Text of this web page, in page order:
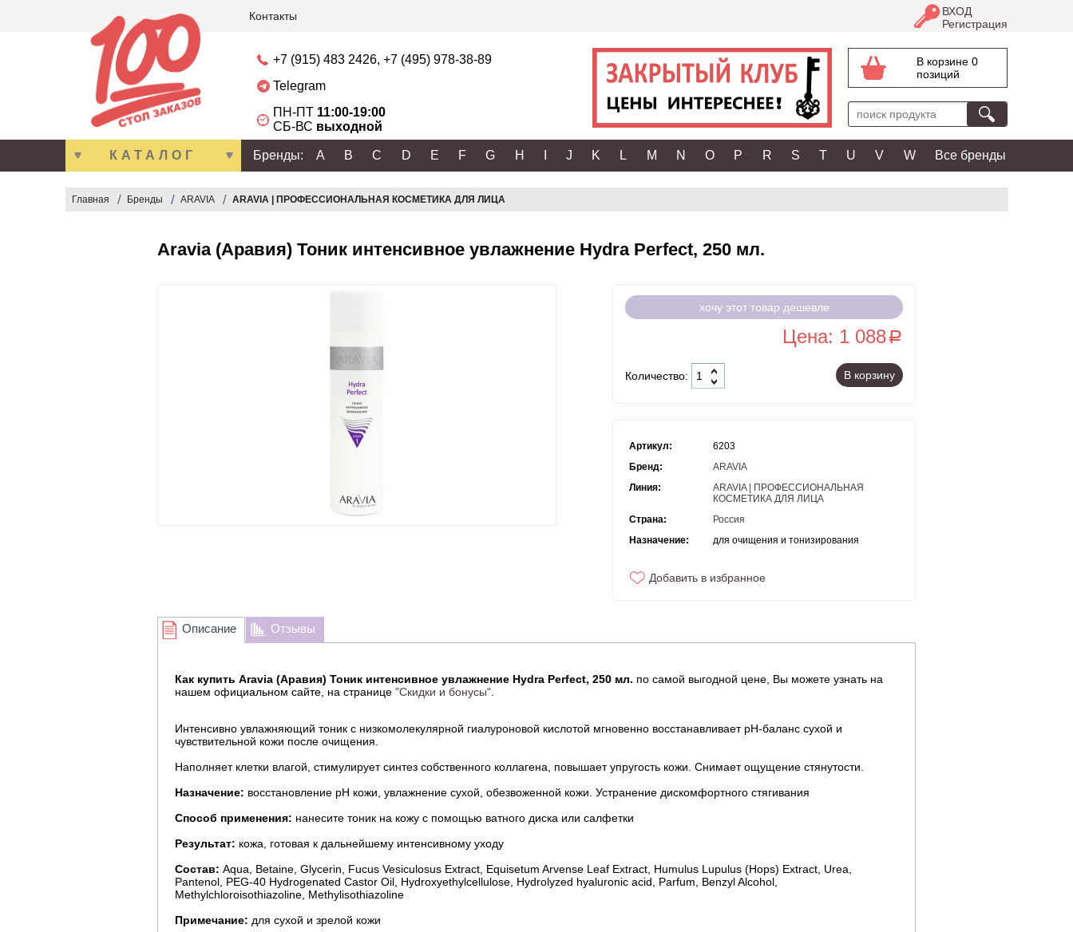
Контакты
ВХОД
Регистрация
В корзине 0
позиций
+7 (915) 483 2426, +7 (495) 978-38-89
Telegram
ПН-ПТ 11:00-19:00
СБ-ВС выходной
КАТАЛОГ Бренды: A B C D E F G H J K L M N O P R S T U V W Все бренды
Главная Бренды ARAVIA ARAVIA | ПРОФЕССИОНАЛЬНАЯ КОСМЕТИКА ДЛЯ ЛИЦА
Aravia (Аравия) Тоник интенсивное увлажнение Hydra Perfect, 250 мл.
хочу этот товар дешевле
Цена: 1 088a
Количество: В корзину
Артикул:
6203
Бренд:
ARAVIA
Линия:
ARAVIA | ПРОФЕССИОНАЛЬНАЯ
КОСМЕТИКА ДЛЯ ЛИЦА
Страна:
Россия
Назначение:
для очищения и тонизирования
Добавить в избранное
Описание Отзывы
Как купить Aravia (Аравия) Тоник интенсивное увлажнение Hydra Perfect, 250 мл. по самой выгодной цене, Вы можете узнать на
нашем официальном сайте, на странице "Скидки и бонусы"
Интенсивно увлажняющий тоник с низкомолекулярной гиалуроновой кислотой мгновенно восстанавливает рН-баланс сухой и
чувствительной кожи после очищения.
Наполняет клетки влагой, стимулирует синтез собственного коллагена, повышает упругость кожи. Снимает ощущение стянутости.
Назначение: восстановление рН кожи, увлажнение сухой, обезвоженной кожи. Устранение дискомфортного стягивания
Способ применения: нанесите тоник на кожу с помощью ватного диска или салфетки
Результат: кожа, готовая к дальнейшему интенсивному уходу
Состав: Aqua, Betaine, Glycerin, Fucus Vesiculosus Extract, Equisetum Arvense Leaf Extract, Humulus Lupulus (Hops) Extract, Urea,
Pantenol, PEG-40 Hydrogenated Castor Oil, Hydroxyethylcellulose, Hydrolyzed hyaluronic acid, Parfum, Benzyl Alcohol,
Methylchloroisothiazoline, Methylisothiazoline
Примечание: для сухой и зрелой кожи